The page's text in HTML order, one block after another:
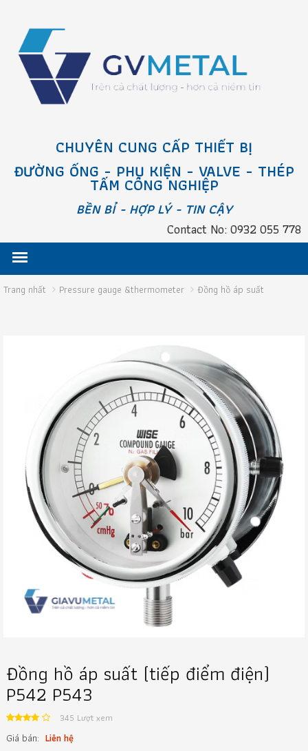
CHUYÊN CUNG CẤP THIẾT BỊ
ĐƯỜNG ỐNG - PHỤ KIỆN - VALVE - THÉP
TẤM CÔNG NGHIỆP
BỀN BỈ - HỢP LÝ - TIN CẬY
Contact No: 0932 055 778
Trang nhất Pressure gauge &thermometer Đồng hồ áp suất
Đồng hồ áp suất (tiếp điểm điện)
P542 P543
345 Lượt xem
Giá bán: Liên hệ